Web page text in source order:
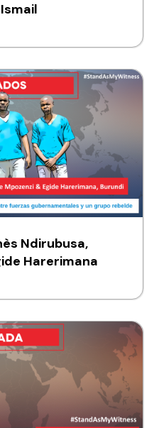
Ndirubusa,
Harerimana